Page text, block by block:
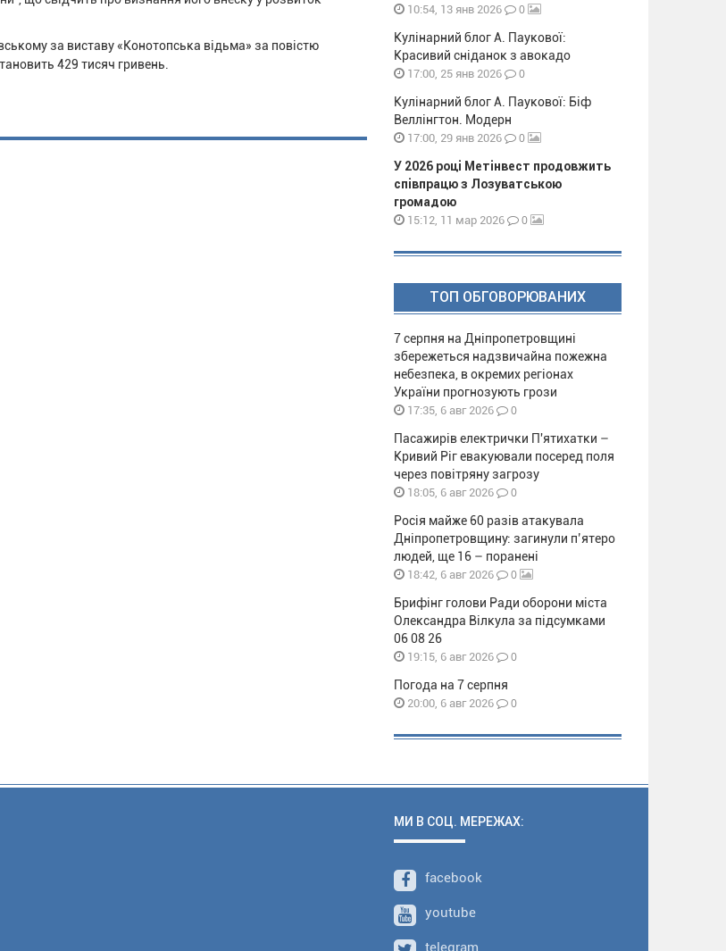
за виставу «Конотопська відьма» за повістю
429 тисяч гривень.
10:54, 13 янв 2026 0
Кулінарний блог А. Паукової:
Красивий сніданок з авокадо
17:00, 25 янв 2026 0
Кулінарний блог А. Паукової: Біф
Веллінгтон. Модерн
17:00, 29 янв 2026 0
У 2026 році Метінвест продовжить
співпрацю з Лозуватською
громадою
15:12, 11 мар 2026 0
ТОП ОБГОВОРЮВАНИХ
7 серпня на Дніпропетровщині
збережеться надзвичайна пожежна
небезпека, в окремих регіонах
України прогнозують грози
17:35, 6 авг 2026 0
Пасажирів електрички П'ятихатки –
Кривий Ріг евакуювали посеред поля
через повітряну загрозу
18:05, 6 авг 2026 0
Росія майже 60 разів атакувала
Дніпропетровщину: загинули п’ятеро
людей, ще 16 – поранені
18:42, 6 авг 2026 0
Брифінг голови Ради оборони міста
Олександра Вілкула за підсумками
06 08 26
19:15, 6 авг 2026 0
Погода на 7 серпня
20:00, 6 авг 2026 0
МИ В СОЦ. МЕРЕЖАХ:
facebook
youtube
telegram